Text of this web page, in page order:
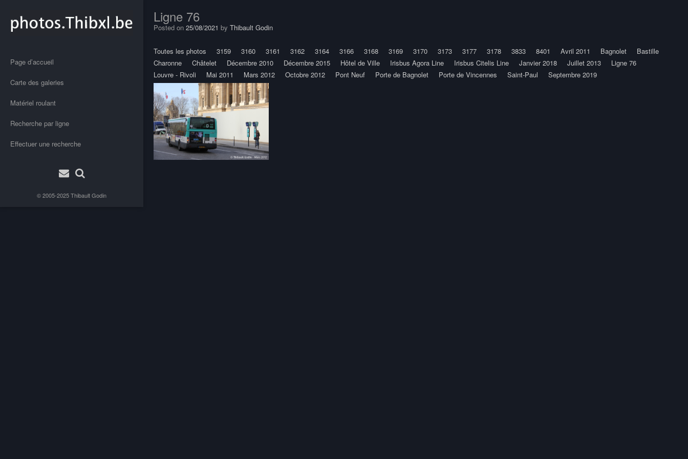
Page d’accueil
Carte des galeries
Matériel roulant
Recherche par ligne
Effectuer une recherche
© 2005-2025Thibault Godin
Ligne 76
Posted on 25/08/2021 by Thibault Godin
Toutes les photos 3159 3160 3161 3162 3164 3166 3168 3169 3170 3173 3177 3178 3833 8401 Avril 2011 Bagnolet
Bastille
Charonne
Châtelet Décembre 2010 Décembre 2015 Hôtel de Ville Irisbus Agora Line Irisbus Citelis Line Janvier 2018 Juillet 2013
Ligne 76
Louvre - Rivoli
Mai 2011 Mars 2012 Octobre 2012 Pont Neuf Porte de Bagnolet Porte de Vincennes Saint-Paul Septembre 2019